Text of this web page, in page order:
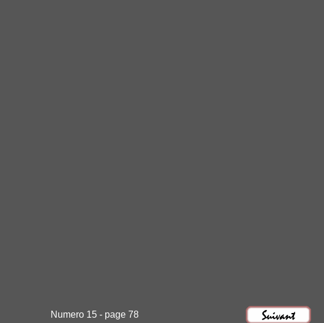
Numero 15 - page 78